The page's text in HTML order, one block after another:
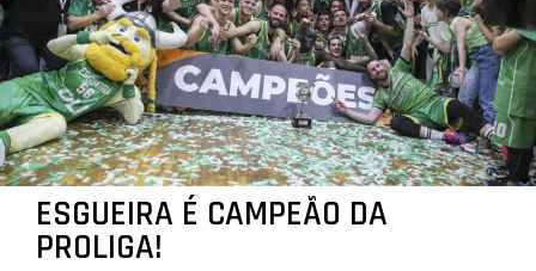
ESGUEIRA É CAMPEÃO DA
PROLIGA!